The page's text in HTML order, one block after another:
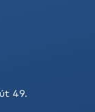
49.